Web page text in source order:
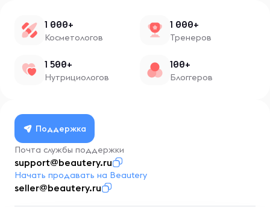
1 000+
Косметологов
1 000+
Тренеров
1 500+
Нутрициологов
100+
Блоггеров
Поддержка
Почта службы поддержки
support@beautery.ru
Начать продавать на Beautery
seller@beautery.ru